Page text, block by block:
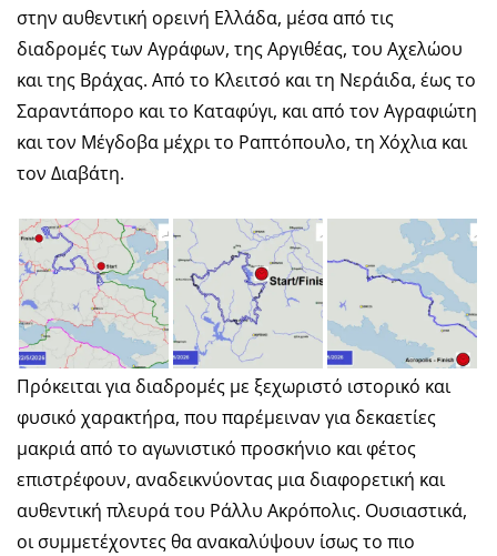
στην αυθεντική ορεινή Ελλάδα, μέσα από τις
διαδρομές των Αγράφων, της Αργιθέας, του Αχελώου
και της Βράχας. Από το Κλειτσό και τη Νεράιδα, έως το
Σαραντάπορο και το Καταφύγι, και από τον Αγραφιώτη
και τον Μέγδοβα μέχρι το Ραπτόπουλο, τη Χόχλια και
τον Διαβάτη.
Πρόκειται για διαδρομές με ξεχωριστό ιστορικό και
φυσικό χαρακτήρα, που παρέμειναν για δεκαετίες
μακριά από το αγωνιστικό προσκήνιο και φέτος
επιστρέφουν, αναδεικνύοντας μια διαφορετική και
αυθεντική πλευρά του Ράλλυ Ακρόπολις. Ουσιαστικά,
οι συμμετέχοντες θα ανακαλύψουν ίσως το πιο